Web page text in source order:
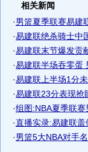
相关新闻
·男篮夏季联赛易建
·易建联绝杀骑士中
·易建联末节爆发贡
·易建联半场吞零蛋
·易建联上半场1分
·易建联23分表现抢
·组图:NBA夏季联赛
·直播实录:易建联盖
·男篮5大NBA对手